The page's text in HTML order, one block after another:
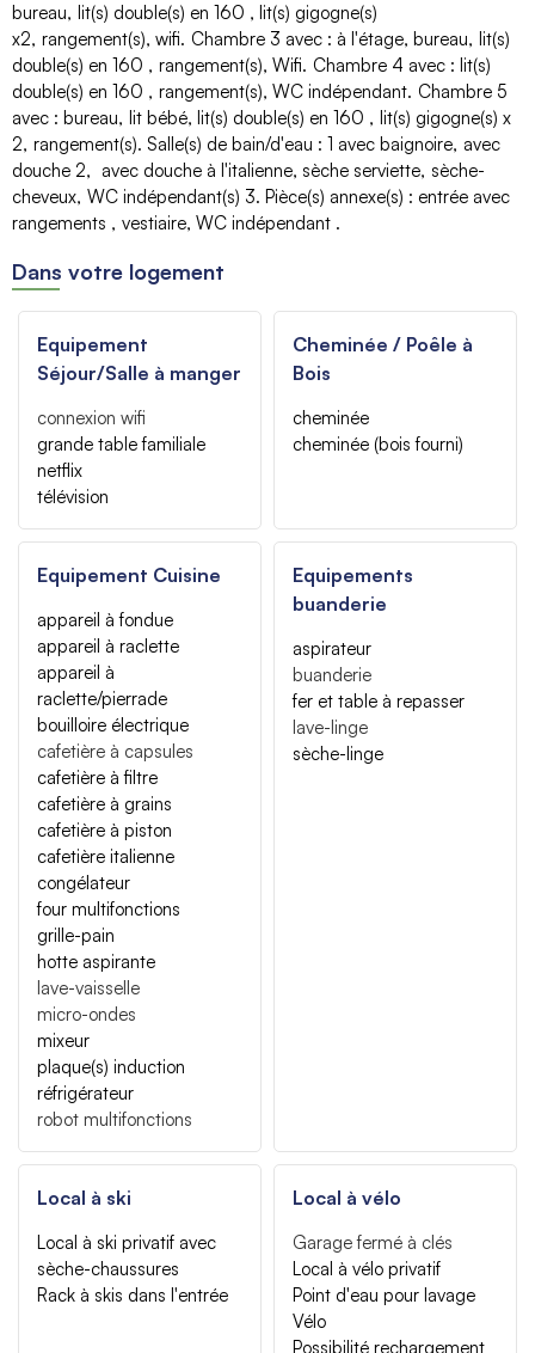
bureau
lit(s) double(s) en 160
lit(s) gigogne(s)
x2 rangement(s) wifi Chambre 3 avec : à l'étage bureau
lit(s)
double(s) en 160
rangement(s) Wifi Chambre 4 avec : lit(s)
double(s) en 160
rangement(s) WC indépendant Chambre 5
avec : bureau lit bébé lit(s) double(s) en 160 lit(s) gigogne(s) x
2 rangement(s) Salle(s) de bain/d'eau : 1 avec baignoire avec
douche 2 avec douche à l'italienne sèche serviette sèche-
cheveux WC indépendant(s) 3 Pièce(s) annexe(s) : entrée avec
rangements
vestiaire WC indépendant
Dans votre logement
Equipement
Séjour/Salle à manger
connexion wifi
grande table familiale
netflix
télévision
Cheminée / Poêle à
Bois
cheminée
cheminée (bois fourni)
Equipement Cuisine
appareil à fondue
appareil à raclette
appareil à
raclette/pierrade
bouilloire électrique
cafetière à capsules
cafetière à filtre
cafetière à grains
cafetière à piston
cafetière italienne
congélateur
four multifonctions
grille-pain
hotte aspirante
lave-vaisselle
micro-ondes
mixeur
plaque(s) induction
réfrigérateur
robot multifonctions
Equipements
buanderie
aspirateur
buanderie
fer et table à repasser
lave-linge
sèche-linge
Local à ski
Local à ski privatif avec
sèche-chaussures
Rack à skis dans l'entrée
Local à vélo
Garage fermé à clés
Local à vélo privatif
Point d'eau pour lavage
Vélo
Possibilité rechargement